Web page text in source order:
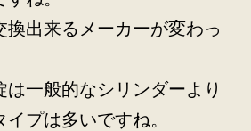
換出来るメーカーが変わっ
は一般的なシリンダーより
プは多いですね。